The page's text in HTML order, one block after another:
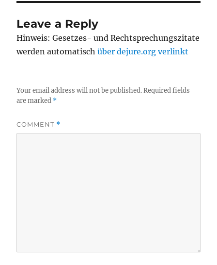
Leave a Reply
Hinweis: Gesetzes- und Rechtsprechungszitate
werden automatischüber dejure.org verlinkt
Your email address will not be published. Required fields
are marked *
COMMENT *